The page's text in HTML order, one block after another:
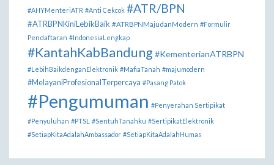
#AHYMenteriATR #Anti Cekcok #ATR/BPN
#ATRBPNKiniLebikBaik #ATRBPNMajudanModern #Formulir
Pendaftaran #IndonesiaLengkap
#KantahKabBandung #KementerianATRBPN
#LebihBaikdenganElektronik #MafiaTanah #majumodern
#MelayaniProfesionalTerpercaya #Pasang Patok
#Pengumuman #Penyerahan Sertipikat
#Penyuluhan #PTSL #SentuhTanahku #SertipikatElektronik
#SetiapKitaAdalahAmbassador #SetiapKitaAdalahHumas